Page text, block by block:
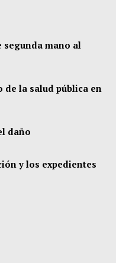
segunda mano al
de la salud pública en
daño
y los expedientes